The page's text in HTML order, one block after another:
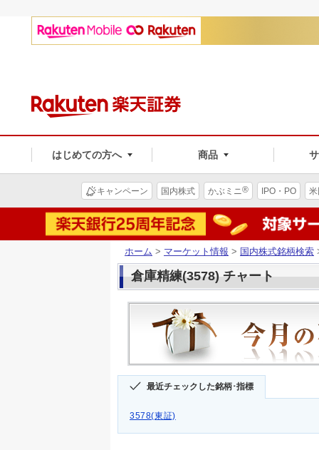
はじめての方へ 商品
キャンペーン 国内株式 かぶミニ® IPO・PO
ホーム > マーケット情報 > 国内株式銘柄検索
倉庫精練(3578) チャート
最近チェックした銘柄･指標
3578(東証)